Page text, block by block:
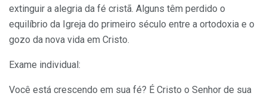
extinguir a alegria da fé cristã. Alguns têm perdido o
equilíbrio da Igreja do primeiro século entre a ortodoxia e o
gozo da nova vida em Cristo.
Exame individual:
Você está crescendo em sua fé? É Cristo o Senhor de sua